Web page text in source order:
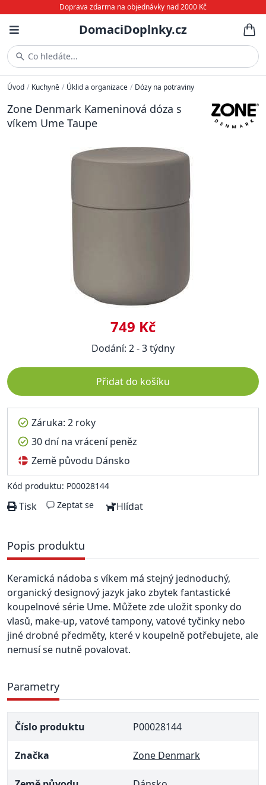
Doprava zdarma na objednávky nad 2000 Kč
DomaciDoplnky.cz
Co hledáte...
Úvod / Kuchyně / Úklid a organizace / Dózy na potraviny
Zone Denmark Kameninová dóza s
víkem Ume Taupe
749 Kč
Dodání: 2 - 3 týdny
Přidat do košíku
Záruka: 2 roky
30 dní na vrácení peněz
Země původu Dánsko
Kód produktu: P00028144
Tisk Zeptat se Hlídat
Popis produktu
Keramická nádoba s víkem má stejný jednoduchý,
organický designový jazyk jako zbytek fantastické
koupelnové série Ume. Můžete zde uložit sponky do
vlasů, make-up, vatové tampony, vatové tyčinky nebo
jiné drobné předměty, které v koupelně potřebujete, ale
nemusí se nutně povalovat.
Parametry
Číslo produktu P00028144
Značka Zone Denmark